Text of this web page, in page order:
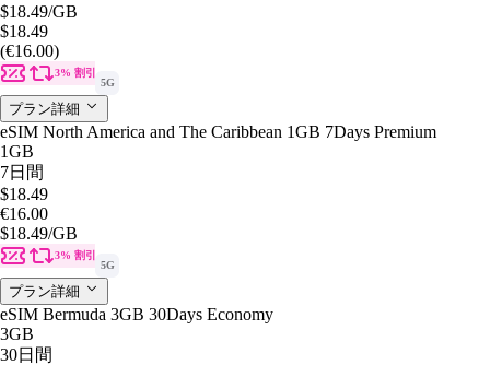
$18.49/GB
$18.49
(€16.00)
3% 割引
5G
プラン詳細
eSIM North America and The Caribbean 1GB 7Days Premium
1GB
7日間
$18.49
€16.00
$18.49/GB
3% 割引
5G
プラン詳細
eSIM Bermuda 3GB 30Days Economy
3GB
30日間